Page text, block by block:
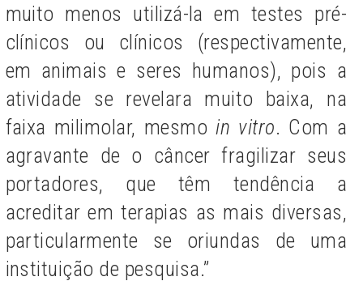
muito menos utilizá-la em testes pré-
clínicos ou clínicos (respectivamente,
em animais e seres humanos), pois a
atividade se revelara muito baixa, na
faixa milimolar, mesmo in vitro. Com a
agravante de o câncer fragilizar seus
portadores, que têm tendência a
acreditar em terapias as mais diversas,
particularmente se oriundas de uma
instituição de pesquisa.”